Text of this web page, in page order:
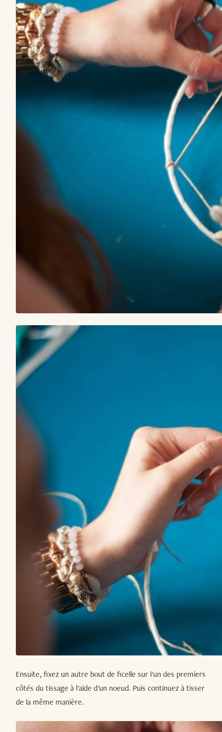
Ensuite, fixez un autre bout de ficelle sur l'un des premiers
côtés du tissage à l'aide d'un noeud. Puis continuez à tisser
de la même manière.